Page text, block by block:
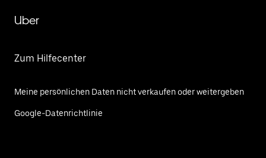
Uber
Zum Hilfecenter
Meine persönlichen Daten nicht verkaufen oder weitergeben
Google-Datenrichtlinie